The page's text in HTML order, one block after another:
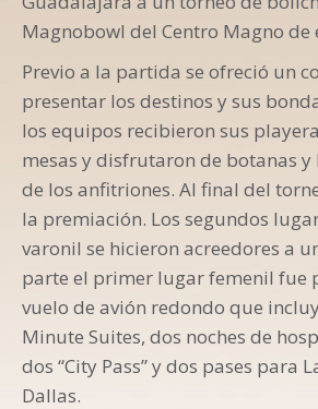
Magnobowl del Centro Magno de
Previo a la partida se ofreció un
presentar los destinos y sus
los equipos recibieron sus
mesas y disfrutaron de botanas y
de los anfitriones. Al final del
la premiación. Los segundos
varonil se hicieron acreedores a
parte el primer lugar femenil fue
vuelo de avión redondo que
Minute Suites, dos noches de
dos “City Pass” y dos pases para
Dallas.